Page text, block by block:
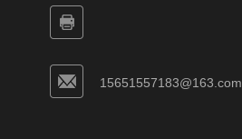
15651557183@163.com